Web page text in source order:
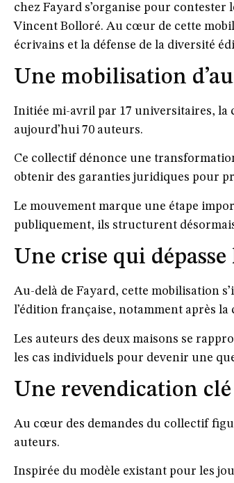
chez Fayard s’organise pour
Vincent Bolloré. Au cœur de cette
écrivains et la défense de la diversité
Une mobilisation
Initiée mi-avril par 17 universitaires, la
aujourd’hui 70 auteurs.
Ce collectif dénonce une
obtenir des garanties juridiques pour
Le mouvement marque une étape
publiquement, ils structurent
Une crise qui
Au-delà de Fayard, cette mobilisation
l’édition française, notamment après
Les auteurs des deux maisons se
les cas individuels pour devenir une
Une revendication clé
Au cœur des demandes du collectif
auteurs.
Inspirée du modèle existant pour les